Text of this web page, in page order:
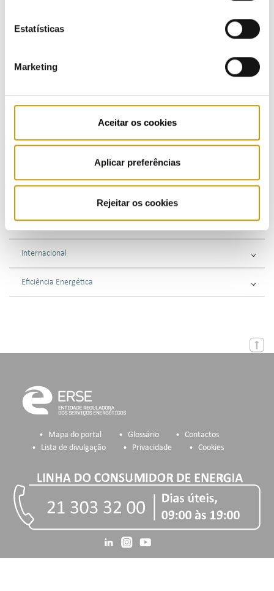
Estatísticas
Marketing
Aceitar os cookies
Aplicar preferências
Rejeitar os cookies
Regulamentos - gás
Supervisão
Consultas Públicas
Internacional
Eficiência Energética
Mapa do portal Glossário
Contactos
Lista de divulgação
Privacidade Cookies